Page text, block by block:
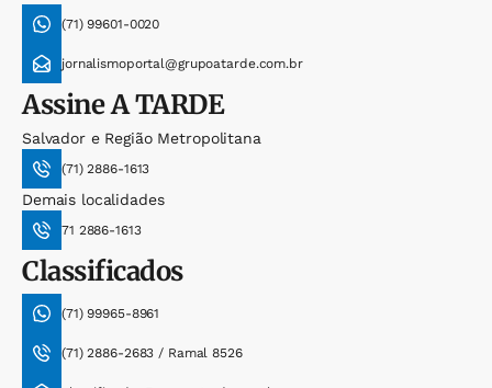
(71) 99601-0020
jornalismoportal@grupoatarde.com.br
AssineA TARDE
Salvador e Região Metropolitana
(71) 2886-1613
Demais localidades
71 2886-1613
Classificados
(71) 99965-8961
(71) 2886-2683 / Ramal 8526